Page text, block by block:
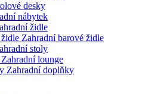
desky
nábytek
židle
Zahradní barové židle
stoly
Zahradní lounge
Zahradní doplňky